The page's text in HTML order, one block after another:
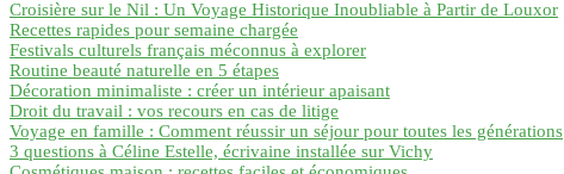
Croisière sur le Nil : Un Voyage Historique Inoubliable à Partir de Louxor
Recettes rapides pour semaine chargée
Festivals culturels français méconnus à explorer
Routine beauté naturelle en 5 étapes
Décoration minimaliste : créer un intérieur apaisant
Droit du travail : vos recours en cas de litige
Voyage en famille : Comment réussir un séjour pour toutes les générations
3 questions à Céline Estelle, écrivaine installée sur Vichy